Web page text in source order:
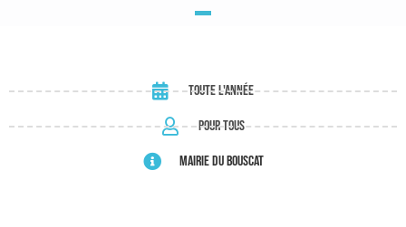
toute l'année
Pour tous
Mairie du Bouscat